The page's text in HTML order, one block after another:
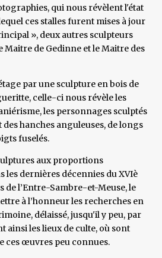
qui nous révèlent l'état
ces stalles furent mises à jour
», deux autres sculpteurs
Maitre de Gedinne et le Maitre des
par une sculpture en bois de
celle-ci nous révèle les
les personnages sculptés
hanches anguleuses, de longs
fuselés.
aux proportions
les dernières décennies du XVIè
de l’Entre-Sambre-et-Meuse, le
à l’honneur les recherches en
délaissé, jusqu'il y peu, par
ainsi les lieux de culte, où sont
ces œuvres peu connues.